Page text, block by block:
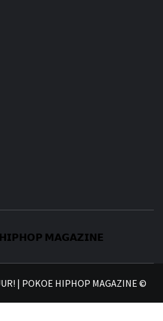
| POKOE HIPHOP MAGAZINE ©